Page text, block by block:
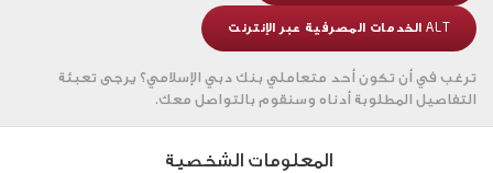
ALT الخدمات المصرفية عبر الإنترنت
ترغب في أن تكون أحد متعاملي بنك دبي الإسلامي؟ يرجى تعبئة
التفاصيل المطلوبة أدناه وسنقوم بالتواصل معك.
المعلومات الشخصية